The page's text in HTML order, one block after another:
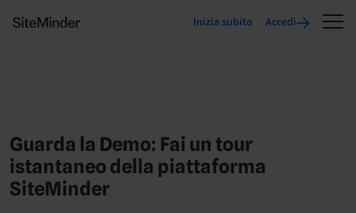
Inizia subito Accedi
Guarda la Demo: Fai un tour
istantaneo della piattaforma
SiteMinder